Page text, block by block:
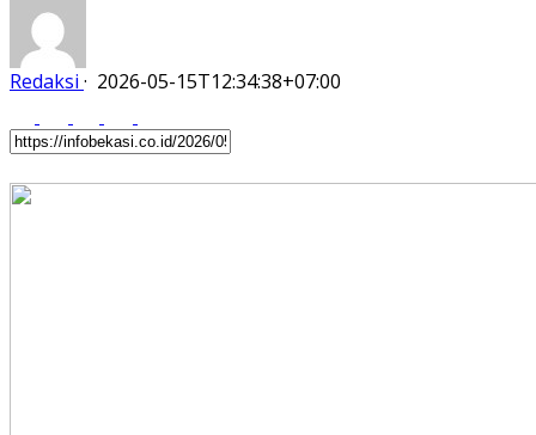
Redaksi · 2026-05-15T12:34:38+07:00